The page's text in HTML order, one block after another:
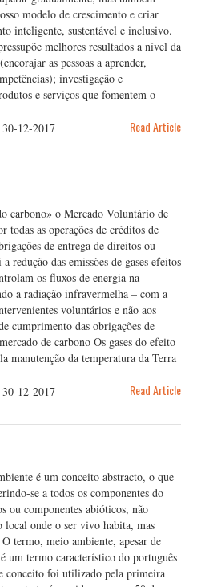
modelo de crescimento e criar
inteligente, sustentável e inclusivo.
melhores resultados a nível da
as pessoas a aprender,
investigação e
e serviços que fomentem o
30-12-2017 Read Article
carbono» o Mercado Voluntário de
todas as operações de créditos de
de entrega de direitos ou
redução das emissões de gases efeitos
os fluxos de energia na
a radiação infravermelha – com a
voluntários e não aos
cumprimento das obrigações de
de carbono Os gases do efeito
manutenção da temperatura da Terra
30-12-2017 Read Article
é um conceito abstracto, o que
se a todos os componentes do
ou componentes abióticos, não
local onde o ser vivo habita, mas
termo, meio ambiente, apesar de
um termo característico do português
conceito foi utilizado pela primeira